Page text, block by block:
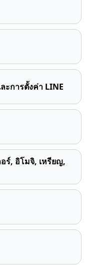
ะการตั้งค่า LINE
ร์, อิโมจิ, เหรียญ,